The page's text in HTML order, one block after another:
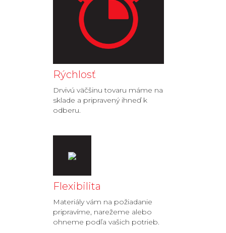
Rýchlosť
Drvivú väčšinu tovaru máme na
sklade a pripravený ihneď k
odberu.
Flexibilita
Materiály vám na požiadanie
pripravíme, narežeme alebo
ohneme podľa vašich potrieb.